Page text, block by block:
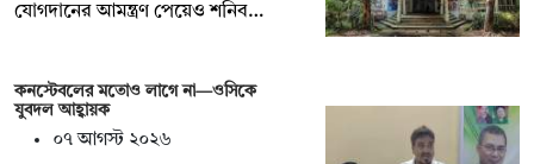
যোগদানের আমন্ত্রণ পেয়েও শনিব…
কনস্টেবলের মতোও লাগে না—ওসিকে
যুবদল আহ্বায়ক
০৭ আগস্ট ২০২৬